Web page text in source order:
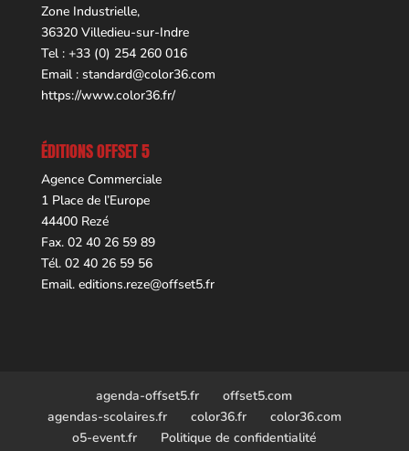
Zone Industrielle,
36320 Villedieu-sur-Indre
Tel : +33 (0) 254 260 016
Email : standard@color36.com
https://www.color36.fr/
ÉDITIONS OFFSET 5
Agence Commerciale
1 Place de l’Europe
44400 Rezé
Fax. 02 40 26 59 89
Tél. 02 40 26 59 56
Email. editions.reze@offset5.fr
agenda-offset5.fr
offset5.com
agendas-scolaires.fr
color36.fr
color36.com
o5-event.fr
Politique de confidentialité